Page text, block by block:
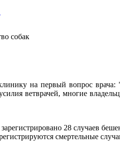
собак
на первый вопрос
ветврачей, многие
28 случаев
смертельные